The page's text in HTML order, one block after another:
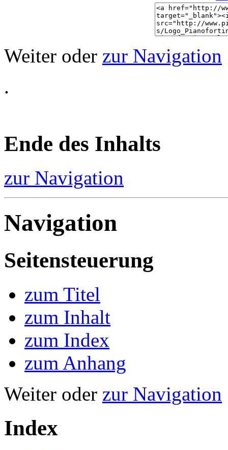
Weiter oder zur Navigation
.
Ende des Inhalts
zur Navigation
Navigation
Seitensteuerung
zum Titel
zum Inhalt
zum Index
zum Anhang
Weiter oder zur Navigation
Index